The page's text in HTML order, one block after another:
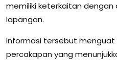
memiliki keterkaitan dengan
lapangan.
Informasi tersebut
percakapan yang